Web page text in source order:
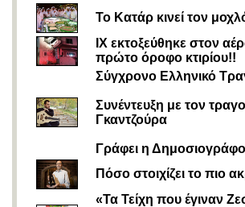
To Κατάρ κινεί τον
ΙΧ εκτοξεύθηκε στον
πρώτο όροφο κτιρίου!!
Σύγχρονο Ελληνικό
Συνέντευξη με τον
Γκαντζούρα
Γράφει η
Πόσο στοιχίζει το πιο
«Τα Τείχη που έγιναν